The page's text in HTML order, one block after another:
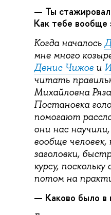
— Ты
Как тебе вообще
Когда началось
мне много
Денис Чижови
читать
Михайловна
Постановка
помогают
они нас
вообще
заголовки,
курсу,
потом на
— Каково было в